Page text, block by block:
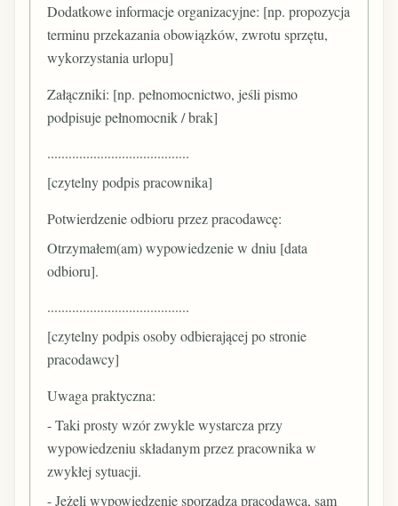
Dodatkowe informacje organizacyjne: [np. propozycja
terminu przekazania obowiązków, zwrotu sprzętu,
wykorzystania urlopu]
Załączniki: [np. pełnomocnictwo, jeśli pismo
podpisuje pełnomocnik / brak]
........................................
[czytelny podpis pracownika]
Potwierdzenie odbioru przez pracodawcę:
Otrzymałem(am) wypowiedzenie w dniu [data
odbioru].
........................................
[czytelny podpis osoby odbierającej po stronie
pracodawcy]
Uwaga praktyczna:
- Taki prosty wzór zwykle wystarcza przy
wypowiedzeniu składanym przez pracownika w
zwykłej sytuacji.
- Jeżeli wypowiedzenie sporządza pracodawca, sam